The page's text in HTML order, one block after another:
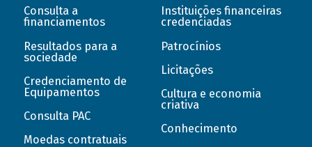
Consulta a
financiamentos
Resultados para a
sociedade
Credenciamento de
Equipamentos
Consulta PAC
Moedas contratuais
Instituições financeiras
credenciadas
Patrocínios
Licitações
Cultura e economia
criativa
Conhecimento